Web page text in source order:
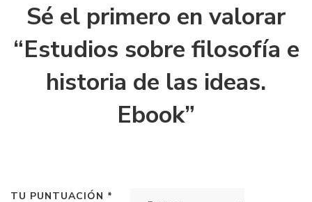
Sé el primero en valorar
“Estudios sobre filosofía e
historia de las ideas.
Ebook”
TU PUNTUACIÓN *